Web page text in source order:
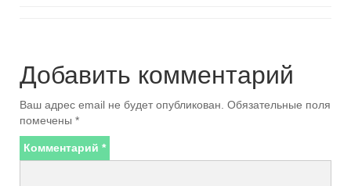
Добавить комментарий
Ваш адрес email не будет опубликован. Обязательные поля
помечены *
Комментарий *